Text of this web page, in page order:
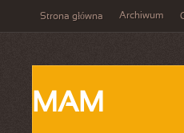
Strona główna Archiwum
MAM